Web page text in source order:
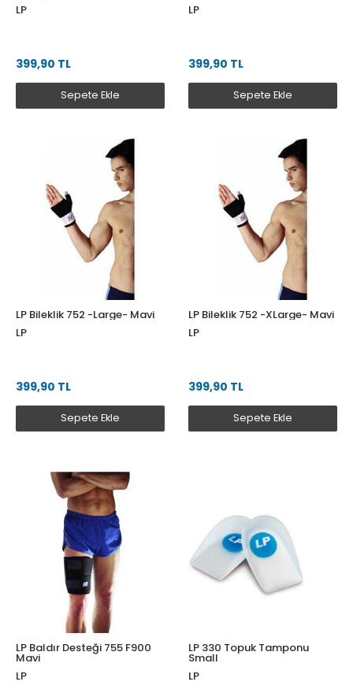
LP
399,90 TL
Sepete Ekle
LP
399,90 TL
Sepete Ekle
LP Bileklik 752 -Large- Mavi
LP
399,90 TL
Sepete Ekle
LP Bileklik 752 -XLarge- Mavi
LP
399,90 TL
Sepete Ekle
LP Baldır Desteği 755 F900
Mavi
LP
LP 330 Topuk Tamponu
Small
LP